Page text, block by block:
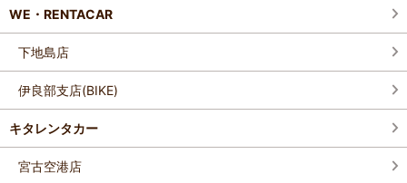
WE・RENTACAR
下地島店
伊良部支店(BIKE)
キタレンタカー
宮古空港店